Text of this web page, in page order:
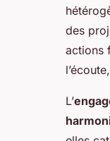
des
actions
L’